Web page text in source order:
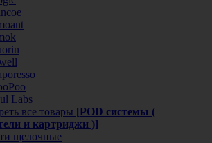
Labs
все товары [POD системы (
и картриджи )]
щелочные